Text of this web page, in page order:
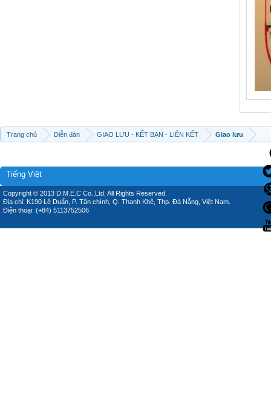
Trang chủ Diễn đàn GIAO LƯU - KẾT BẠN - LIÊN KẾT Giao lưu
Tiếng Việt
Copyright © 2013 D.M.E.C Co.,Ltd, All Rights Reserved.
Địa chỉ: K190 Lê Duẩn, P. Tân chính, Q. Thanh Khê, Thp. Đà Nẵng, Việt Nam.
Điện thoại: (+84) 5113752506